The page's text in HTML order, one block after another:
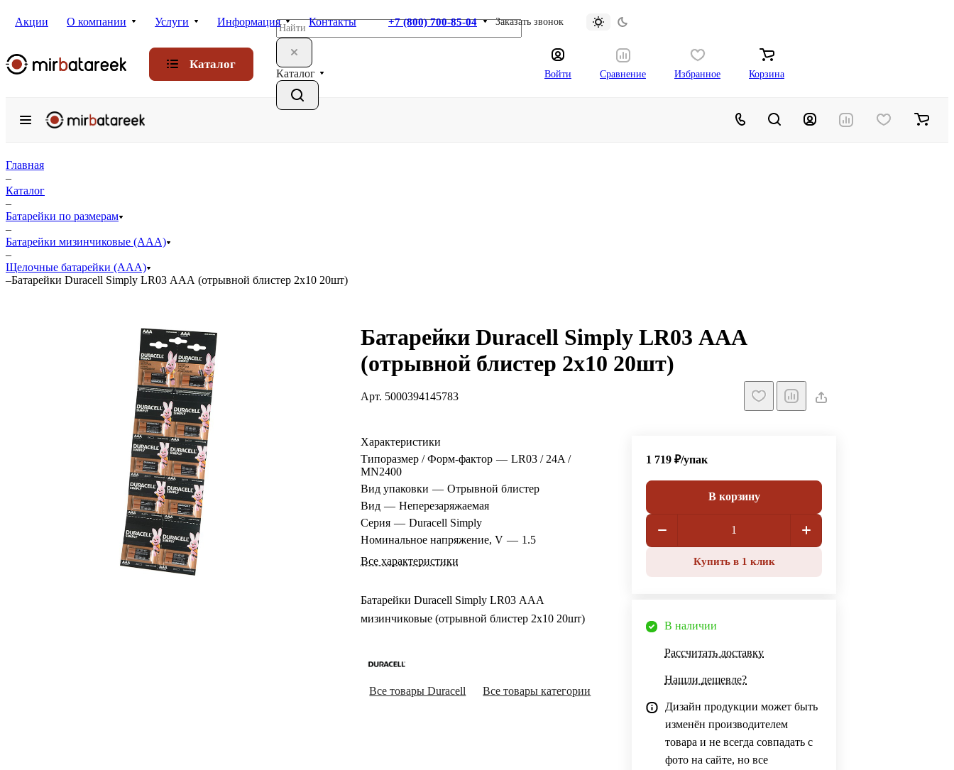
Акции О компании Услуги Информация Контакты +7 (800) 700-85-04 Заказать звонок
Каталог
Каталог Войти Сравнение Избранное Корзина
Главная
–
Каталог
–
Батарейки по размерам
–
Батарейки мизинчиковые (ААА)
–
Щелочные батарейки (ААА)
–Батарейки Duracell Simply LR03 ААА (отрывной блистер 2х10 20шт)
Батарейки Duracell Simply LR03 ААА
(отрывной блистер 2х10 20шт)
Арт. 5000394145783
Характеристики
Типоразмер / Форм-фактор — LR03 / 24A /
MN2400
Вид упаковки — Отрывной блистер
Вид — Неперезаряжаемая
Серия — Duracell Simply
Номинальное напряжение, V — 1.5
Все характеристики
Батарейки Duracell Simply LR03 ААА
мизинчиковые (отрывной блистер 2х10 20шт)
Все товары Duracell Все товары категории
1 719 ₽/упак
В корзину
Купить в 1 клик
В наличии
Рассчитать доставку
Нашли дешевле?
Дизайн продукции может быть
изменён производителем
товара и не всегда совпадать с
фото на сайте, но все